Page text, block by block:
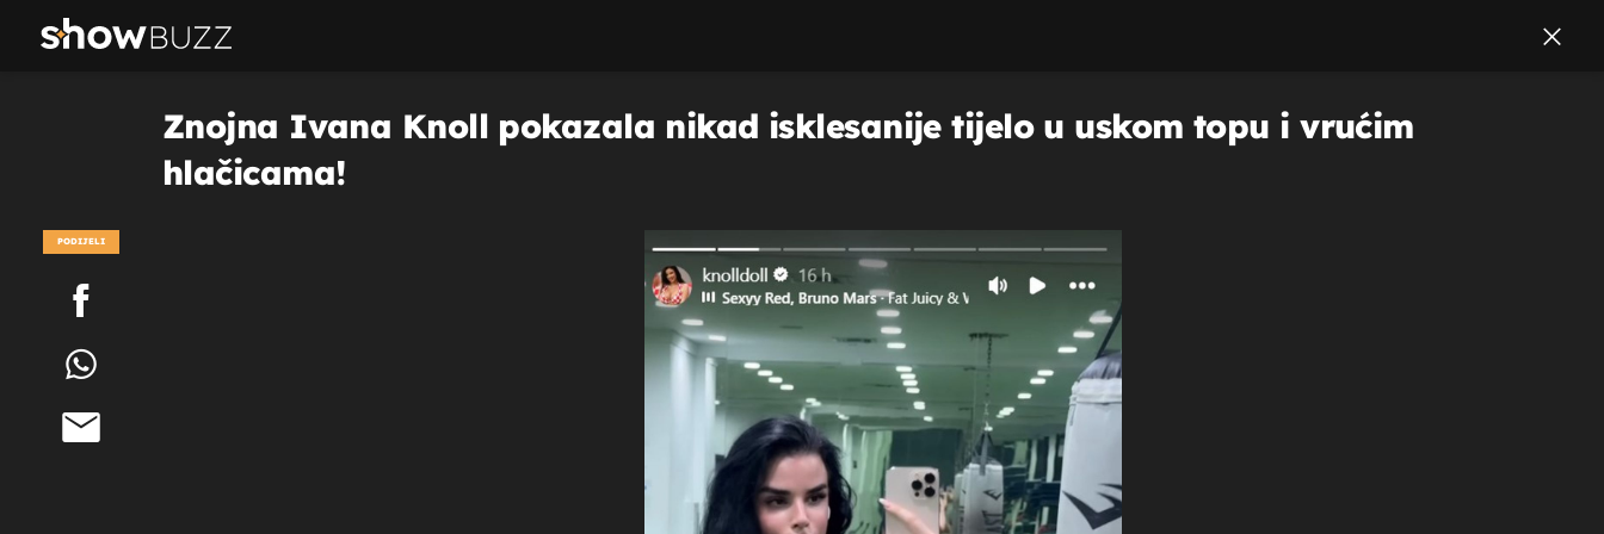
Znojna Ivana Knoll pokazala nikad isklesanije tijelo u uskom topu i vrućim
hlačicama!
PODIJELI